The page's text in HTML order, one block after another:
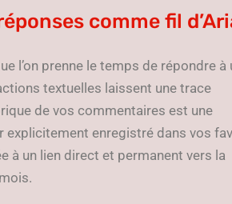
comme fil
l’on prenne le temps de répondre à
textuelles laissent une trace
de vos commentaires est une
explicitement enregistré dans vos
à un lien direct et permanent vers la